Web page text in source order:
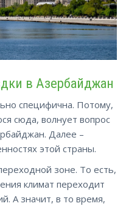
в Азербайджан
специфична. Потому,
сюда, волнует вопрос
Далее –
этой страны.
зоне. То есть,
климат переходит
А значит, в то время,